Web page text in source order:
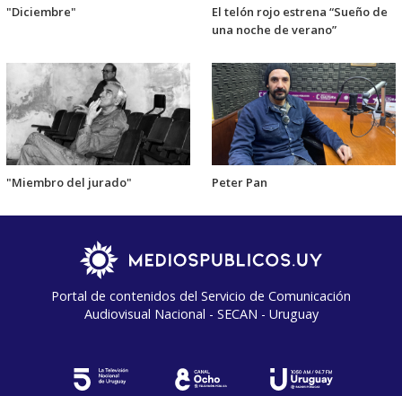
"Diciembre"
El telón rojo estrena “Sueño de
una noche de verano”
"Miembro del jurado" Peter Pan
Portal de contenidos del Servicio de Comunicación
Audiovisual Nacional - SECAN - Uruguay